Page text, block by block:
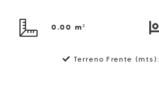
0.00 m²
Terreno Frente (mts):